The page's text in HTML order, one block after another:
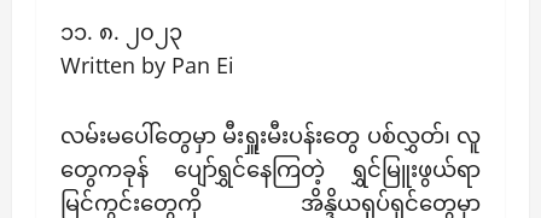
၁၁. ၈. ၂၀၂၃
Written by Pan Ei
လမ်းမပေါ်တွေမှာ မီးရှူးမီးပန်းတွေ ပစ်လွှတ်၊ လူ
တွေကခုန် ပျော်ရွှင်နေကြတဲ့ ရွှင်မြူးဖွယ်ရာ
မြင်ကွင်းတွေကို အိန္ဒိယရုပ်ရှင်တွေမှာ